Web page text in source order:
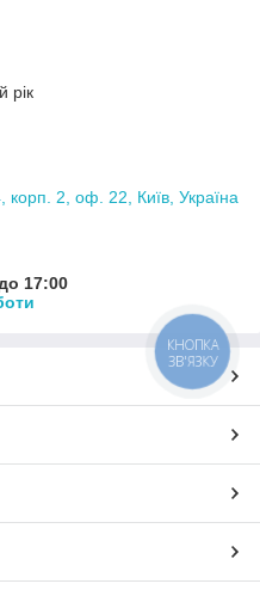
рік
корп. 2, оф. 22, Київ, Україна
17:00
КНОПКА
ЗВ'ЯЗКУ